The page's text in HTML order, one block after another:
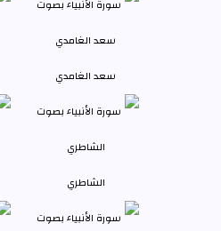
سعد الغامدي
الشاطري